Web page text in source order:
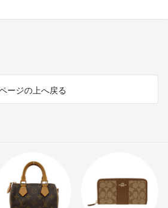
ージの上へ戻る